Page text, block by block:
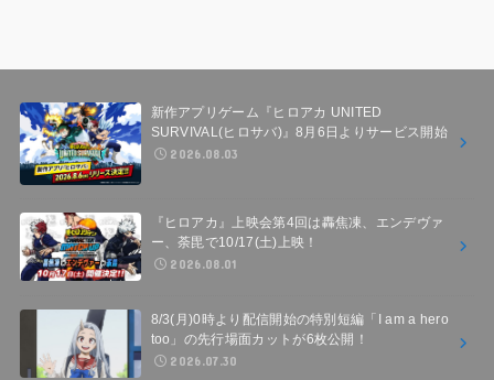
新作アプリゲーム『ヒロアカ UNITED
SURVIVAL(ヒロサバ)』8月6日よりサービス開始
2026.08.03
『ヒロアカ』上映会第4回は轟焦凍、エンデヴァ
ー、荼毘で10/17(土)上映！
2026.08.01
8/3(月)0時より配信開始の特別短編「I am a hero
too」の先行場面カットが6枚公開！
2026.07.30